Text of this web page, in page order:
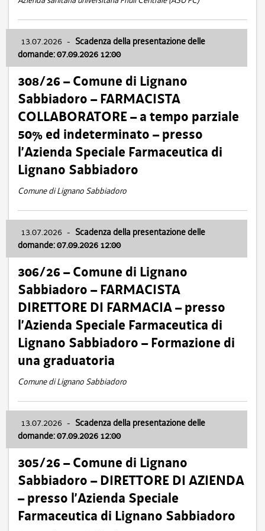
13.07.2026 - Scadenza della presentazione delle
domande: 07.09.2026 12:00
308/26 – Comune di Lignano
Sabbiadoro – FARMACISTA
COLLABORATORE – a tempo parziale
50% ed indeterminato – presso
l’Azienda Speciale Farmaceutica di
Lignano Sabbiadoro
Comune di Lignano Sabbiadoro
13.07.2026 - Scadenza della presentazione delle
domande: 07.09.2026 12:00
306/26 – Comune di Lignano
Sabbiadoro – FARMACISTA
DIRETTORE DI FARMACIA – presso
l’Azienda Speciale Farmaceutica di
Lignano Sabbiadoro – Formazione di
una graduatoria
Comune di Lignano Sabbiadoro
13.07.2026 - Scadenza della presentazione delle
domande: 07.09.2026 12:00
305/26 – Comune di Lignano
Sabbiadoro – DIRETTORE DI AZIENDA
– presso l’Azienda Speciale
Farmaceutica di Lignano Sabbiadoro